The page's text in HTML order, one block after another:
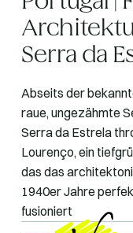
Serra da
Abseits der
raue, ungezähmte
Serra da Estrela
Lourenço, ein
das das
1940er Jahre
fusioniert